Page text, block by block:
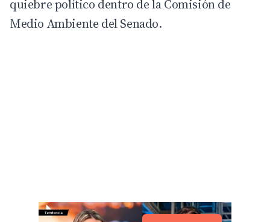
quiebre político dentro de la Comisión de
Medio Ambiente del Senado.